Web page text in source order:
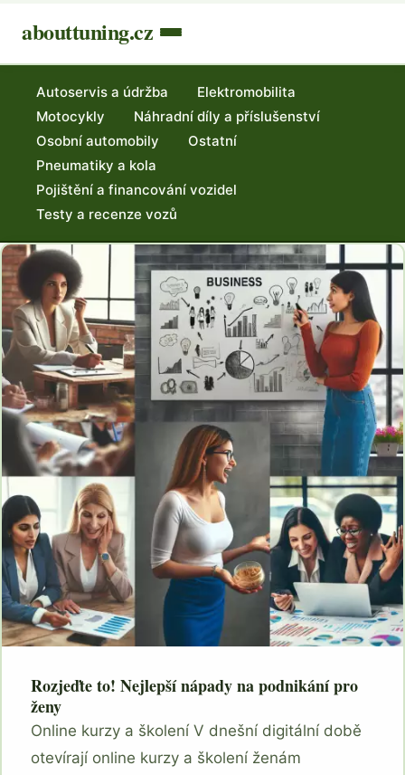
abouttuning.cz
Autoservis a údržba
Elektromobilita
Motocykly
Náhradní díly a příslušenství
Osobní automobily
Ostatní
Pneumatiky a kola
Pojištění a financování vozidel
Testy a recenze vozů
Rozjeďte to! Nejlepší nápady na podnikání pro
ženy
Online kurzy a školení V dnešní digitální době
otevírají online kurzy a školení ženám